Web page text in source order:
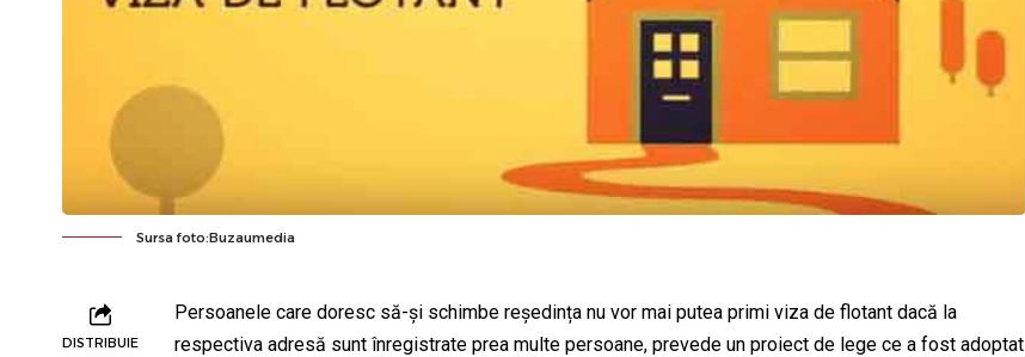
Sursa foto:Buzaumedia
DISTRIBUIE
Persoanele care doresc să-și schimbe reședința nu vor mai putea primi viza de flotant dacă la
respectiva adresă sunt înregistrate prea multe persoane, prevede un proiect de lege ce a fost adoptat